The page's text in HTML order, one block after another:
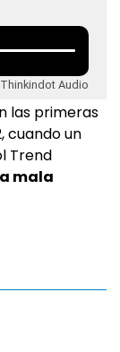
Audio
las primeras
cuando un
Trend
mala